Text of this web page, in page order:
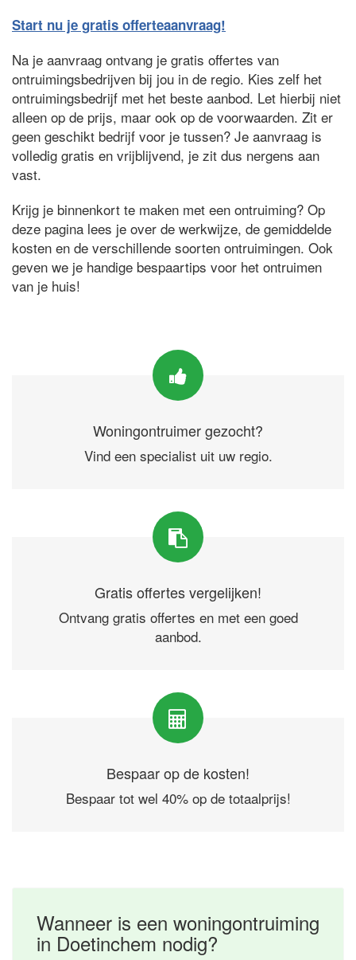
Start nu je gratis offerteaanvraag!
Na je aanvraag ontvang je gratis offertes van
ontruimingsbedrijven bij jou in de regio. Kies zelf het
ontruimingsbedrijf met het beste aanbod. Let hierbij niet
alleen op de prijs, maar ook op de voorwaarden. Zit er
geen geschikt bedrijf voor je tussen? Je aanvraag is
volledig gratis en vrijblijvend, je zit dus nergens aan
vast.
Krijg je binnenkort te maken met een ontruiming? Op
deze pagina lees je over de werkwijze, de gemiddelde
kosten en de verschillende soorten ontruimingen. Ook
geven we je handige bespaartips voor het ontruimen
van je huis!
Woningontruimer gezocht?
Vind een specialist uit uw regio.
Gratis offertes vergelijken!
Ontvang gratis offertes en met een goed
aanbod.
Bespaar op de kosten!
Bespaar tot wel 40% op de totaalprijs!
Wanneer is een woningontruiming
in Doetinchem nodig?